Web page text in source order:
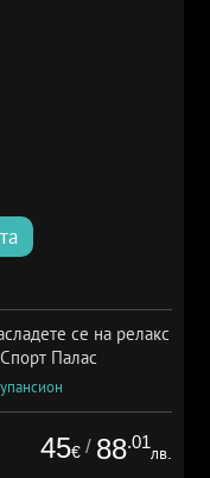
се на релакс
Палас
45€ / 88.01
лв.